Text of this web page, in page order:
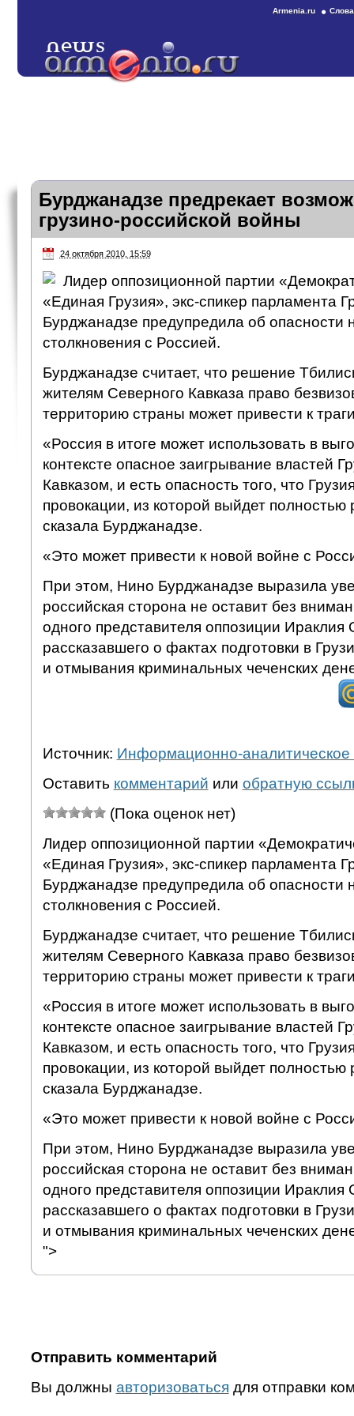
Armenia.ru
Бурджанадзе предрекает
грузино-российской войны
24 октября 2010, 15:59
Лидер оппозиционной партии
«Единая Грузия», экс-спикер парламента
Бурджанадзе предупредила об опасности
столкновения с Россией.
Бурджанадзе считает, что решение
жителям Северного Кавказа право
территорию страны может привести к
«Россия в итоге может использовать в
контексте опасное заигрывание властей
Кавказом, и есть опасность того, что
провокации, из которой выйдет
сказала Бурджанадзе.
«Это может привести к новой войне с
При этом, Нино Бурджанадзе выразила
российская сторона не оставит без
одного представителя оппозиции Ираклия
рассказавшего о фактах подготовки в
и отмывания криминальных чеченских
Источник: Информационно-аналитическое
Оставить комментарий или обратную
(Пока оценок нет)
Лидер оппозиционной партии
«Единая Грузия», экс-спикер парламента
Бурджанадзе предупредила об опасности
столкновения с Россией.
Бурджанадзе считает, что решение
жителям Северного Кавказа право
территорию страны может привести к
«Россия в итоге может использовать в
контексте опасное заигрывание властей
Кавказом, и есть опасность того, что
провокации, из которой выйдет полностью
сказала Бурджанадзе.
«Это может привести к новой войне с
При этом, Нино Бурджанадзе выразила
российская сторона не оставит без
одного представителя оппозиции Ираклия
рассказавшего о фактах подготовки в
и отмывания криминальных чеченских
">
Отправить комментарий
Вы должны авторизоваться для отправки